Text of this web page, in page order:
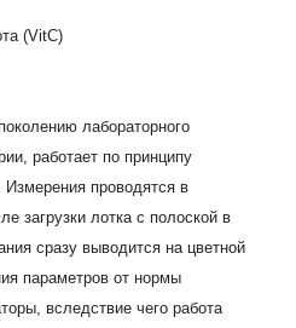
(VitC)
лабораторного
работает по принципу
проводятся в
загрузки лотка с полоской в
сразу выводится на цветной
параметров от нормы
вследствие чего работа